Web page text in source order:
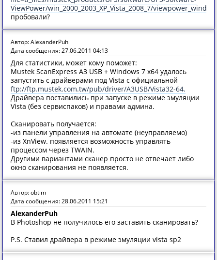
ViewPower/win_2000_2003_XP_Vista_2008_7/
пробовали?
Автор: AlexanderPuh
Дата сообщения: 27.06.2011 04:13
Для статистики, может кому поможет:
Mustek ScanExpress A3 USB + Windows 7 x64 удалось
запустить с драйверами под Vista c официальной
ftp://ftp.mustek.com.tw/pub/driver/A3USB/Vista32-64.
Драйвера поставились при запуске в режиме эмуляции
Vista (без сервиспаков) и правами админа.
Сканировать получается:
-из панели управления на автомате (неуправляемо)
-из XnView. появляется возможность управлять
процессом через TWAIN.
Другими вариантами сканер просто не отвечает либо
окно сканирования не появляется.
Автор: obtim
Дата сообщения: 28.06.2011 15:21
AlexanderPuh
В Photoshop не получилось его заставить сканировать?
P.S. Ставил драйвера в режиме эмуляции vista sp2